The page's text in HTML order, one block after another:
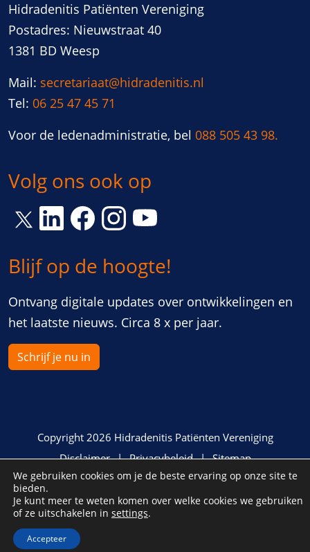
Hidradenitis Patiënten Vereniging
Postadres: Nieuwstraat 40
1381 BD Weesp
Mail: secretariaat@hidradenitis.nl
Tel: 06 25 47 45 71
Voor de ledenadministratie, bel 088 505 43 98.
Volg ons ook op
Link opent een nieuw venster
Link opent een nieuw venster
Link opent een nieuw venster
Link opent een nieuw venster
Link opent een nieuw
Blijf op de hoogte!
Ontvang digitale updates over ontwikkelingen en
het laatste nieuws. Circa 8 x per jaar.
Schrijf je nu in
Copyright 2026 Hidradenitis Patiënten Vereniging
Disclaimer
Privacybeleid Sitemap
We gebruiken cookies om je de beste ervaring op onze site te
bieden.
Je kunt meer te weten komen over welke cookies we gebruiken
of ze uitschakelen in settings.
Accepteer